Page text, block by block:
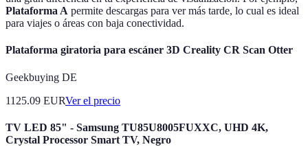
Plataforma A permite descargas para ver más tarde, lo cual es ideal
para viajes o áreas con baja conectividad.
Plataforma giratoria para escáner 3D Creality CR Scan Otter
Geekbuying DE
1125.09 EURVer el precio
TV LED 85" - Samsung TU85U8005FUXXC, UHD 4K,
Crystal Processor Smart TV, Negro